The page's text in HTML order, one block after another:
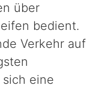
über
bedient.
Verkehr auf
eine